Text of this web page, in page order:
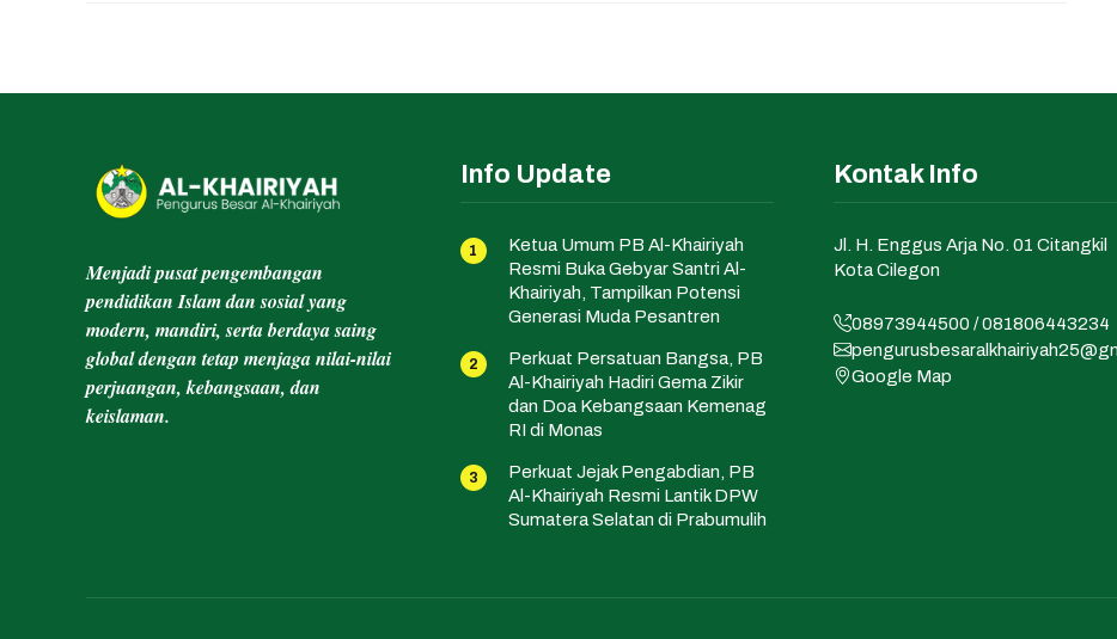
Menjadi pusat pengembangan
pendidikan Islam dan sosial yang
modern, mandiri, serta berdaya saing
global dengan tetap menjaga nilai-nilai
perjuangan, kebangsaan, dan
keislaman.
Info Update
Ketua Umum PB Al-Khairiyah
Resmi Buka Gebyar Santri Al-
Khairiyah, Tampilkan Potensi
Generasi Muda Pesantren
Perkuat Persatuan Bangsa, PB
Al-Khairiyah Hadiri Gema Zikir
dan Doa Kebangsaan Kemenag
RI di Monas
Perkuat Jejak Pengabdian, PB
Al-Khairiyah Resmi Lantik DPW
Sumatera Selatan di Prabumulih
Kontak Info
Jl. H. Enggus Arja No. 01 Citangkil
Kota Cilegon
08973944500 / 081806443234
Google Map